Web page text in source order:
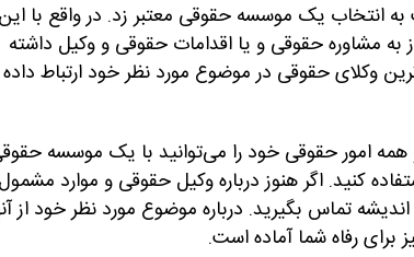
انتخاب یک موسسه حقوقی معتبر زد. در واقع با این
مشاوره حقوقی و یا اقدامات حقوقی و وکیل داشته
مجرب‌ترین و باتجربه‌ترین وکلای حقوقی در موضوع مورد نظر خود ارتباط داده
همه امور حقوقی خود را می‌توانید با یک موسسه
کنید. اگر هنوز درباره وکیل حقوقی و موارد مشمول
تماس بگیرید. درباره موضوع مورد نظر خود از
برای رفاه شما آماده است.